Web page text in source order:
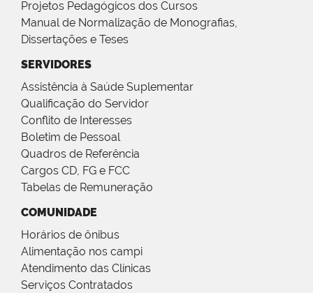
Projetos Pedagógicos dos Cursos
Manual de Normalização de Monografias,
Dissertações e Teses
SERVIDORES
Assistência à Saúde Suplementar
Qualificação do Servidor
Conflito de Interesses
Boletim de Pessoal
Quadros de Referência
Cargos CD, FG e FCC
Tabelas de Remuneração
COMUNIDADE
Horários de ônibus
Alimentação nos campi
Atendimento das Clínicas
Serviços Contratados